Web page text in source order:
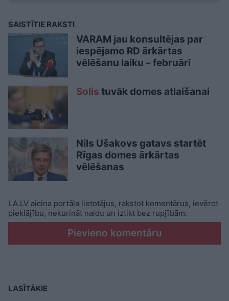
SAISTĪTIE RAKSTI
VARAM jau konsultējas par
iespējamo RD ārkārtas
vēlēšanu laiku – februārī
Solis tuvāk domes atlaišanai
Nils Ušakovs gatavs startēt
Rīgas domes ārkārtas
vēlēšanas
LA.LV aicina portāla lietotājus, rakstot komentārus, ievērot
pieklājību, nekurināt naidu un iztikt bez rupjībām.
Pievieno komentāru
LASĪTĀKIE